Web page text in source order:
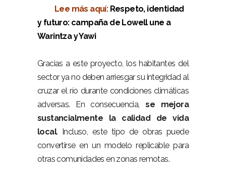
Lee más aquí: Respeto, identidad
y futuro: campaña de Lowell une a
Warintza y Yawi
Gracias a este proyecto, los habitantes del
sector ya no deben arriesgar su integridad al
cruzar el río durante condiciones climáticas
adversas. En consecuencia,se mejora
sustancialmente la calidad de vida
local. Incluso, este tipo de obras puede
convertirse en un modelo replicable para
otras comunidades en zonas remotas.